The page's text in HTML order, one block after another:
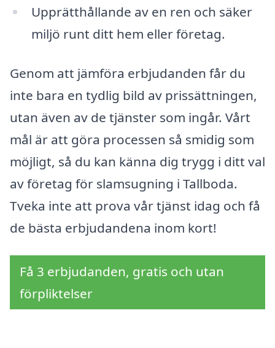
Upprätthållande av en ren och säker
miljö runt ditt hem eller företag.
Genom att jämföra erbjudanden får du
inte bara en tydlig bild av prissättningen,
utan även av de tjänster som ingår. Vårt
mål är att göra processen så smidig som
möjligt, så du kan känna dig trygg i ditt val
av företag för slamsugning i Tallboda.
Tveka inte att prova vår tjänst idag och få
de bästa erbjudandena inom kort!
Få 3 erbjudanden, gratis och utan
förpliktelser